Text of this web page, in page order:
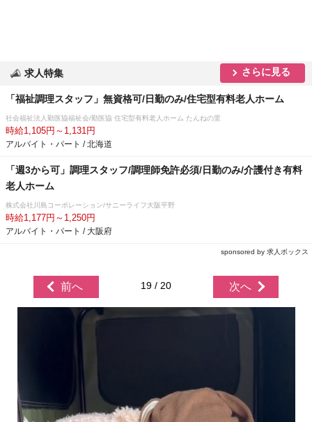
求人特集 さらに見る
「福祉調理スタッフ」無資格可/日勤のみ/住宅型有料老人ホーム
社会福祉法人勤医協福祉会/勤医協 住宅型有料老人ホーム たんねの里
時給1,105円～1,131円
アルバイト・パート / 北海道
「週3から可」調理スタッフ/調理師免許必須/日勤のみ/介護付き有料
老人ホーム
株式会社川島コーポレーション/サニーライフ大阪平野
時給1,177円～1,250円
アルバイト・パート / 大阪府
sponsored by 求人ボックス
前へ 19 / 20 次へ